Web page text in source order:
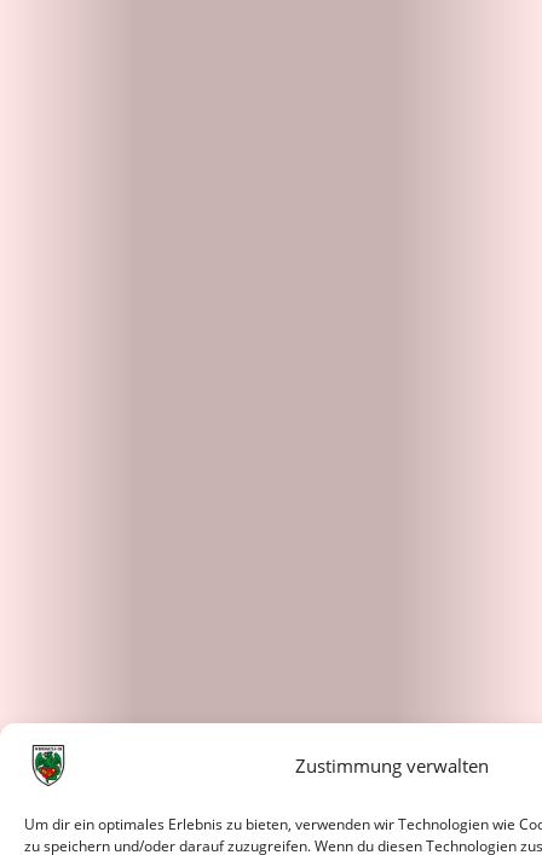
Zustimmung verwalten
Um dir ein optimales Erlebnis zu bieten, verwenden wir Technologien wie
zu speichern und/oder darauf zuzugreifen. Wenn du diesen Technologien